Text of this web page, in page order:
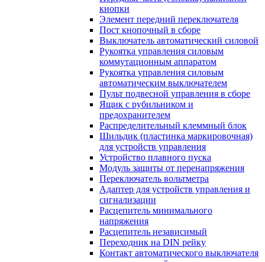
кнопки
Элемент передний переключателя
Пост кнопочный в сборе
Выключатель автоматический силовой
Рукоятка управления силовым
коммутационным аппаратом
Рукоятка управления силовым
автоматическим выключателем
Пульт подвесной управления в сборе
Ящик с рубильником и
предохранителем
Распределительный клеммный блок
Шильдик (пластинка маркировочная)
для устройств управления
Устройство плавного пуска
Модуль защиты от перенапряжения
Переключатель вольтметра
Адаптер для устройств управления и
сигнализации
Расцепитель минимального
напряжения
Расцепитель независимый
Переходник на DIN рейку
Контакт автоматического выключателя